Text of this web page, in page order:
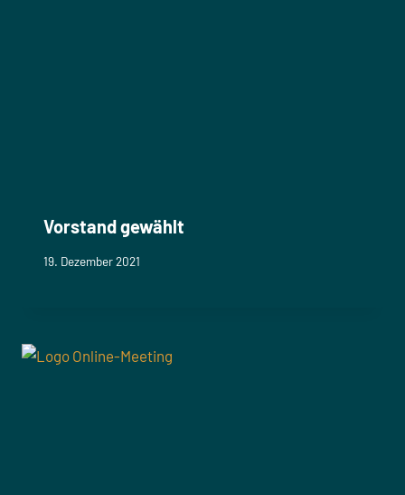
Vorstand gewählt
19. Dezember 2021